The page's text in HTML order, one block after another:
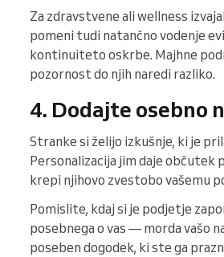
Za zdravstvene ali wellness
pomeni tudi natančno vodenje
kontinuiteto oskrbe. Majhne
pozornost do njih naredi razliko.
4. Dodajte osebno
Stranke si želijo izkušnje, ki je
Personalizacija jim daje občutek
krepi njihovo zvestobo vašemu
Pomislite, kdaj si je podjetje
posebnega o vas — morda vašo
poseben dogodek, ki ste ga